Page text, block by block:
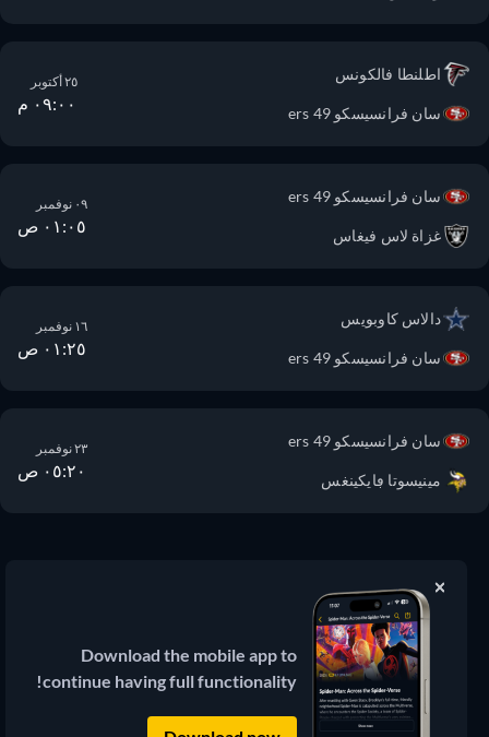
اطلنطا فالكونس
سان فرانسيسكو 49 ers ٠٩:٠٠ م
سان فرانسيسكو 49 ers
غزاة لاس فيغاس ٠١:٠٥ ص
دالاس كاوبويس
سان فرانسيسكو 49 ers ٠١:٢٥ ص
سان فرانسيسكو 49 ers
مينيسوتا ڢايكينغس ٠٥:٢٠ ص
JustWatch دليل بث الأفلام والمسلسلات
(3.13.0) جميع المحتويات الخارجية تظل ملكاً
لمالكها الشرعي.
Download the mobile app to
continue having full functionality!